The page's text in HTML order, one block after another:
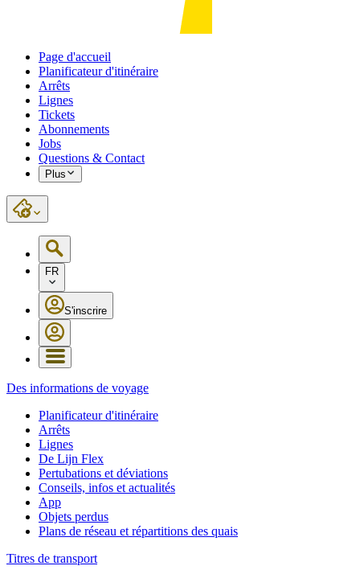
Page d'accueil
Planificateur d'itinéraire
Arrêts
Lignes
Tickets
Abonnements
Jobs
Questions & Contact
Plus
FR
S'inscrire
Des informations de voyage
Planificateur d'itinéraire
Arrêts
Lignes
De Lijn Flex
Pertubations et déviations
Conseils, infos et actualités
App
Objets perdus
Plans de réseau et répartitions des quais
Titres de transport